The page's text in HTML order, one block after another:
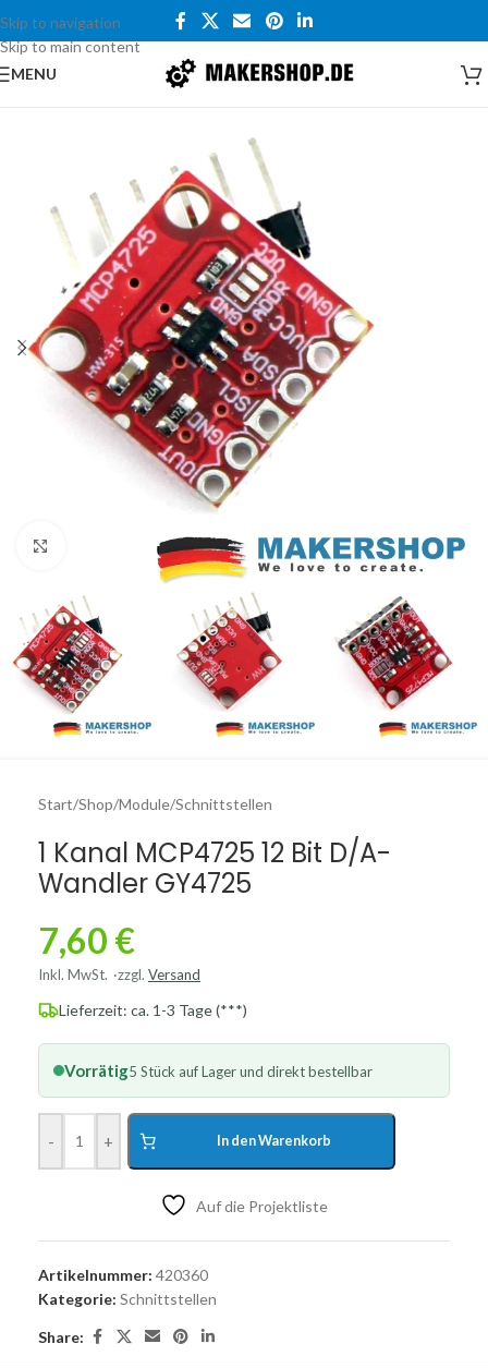
Skip to navigation
Skip to main content
MENU
Click to enlarge
Start/Shop/Module/Schnittstellen
1 Kanal MCP4725 12 Bit D/A-
Wandler GY4725
7,60 €
Inkl. MwSt. zzgl. Versand
Lieferzeit: ca. 1-3 Tage (***)
Vorrätig5 Stück auf Lager und direkt bestellbar
- + In den Warenkorb
Auf die Projektliste
Artikelnummer: 420360
Kategorie: Schnittstellen
Share: